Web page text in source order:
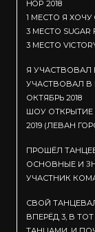
HOP 2018
1 МЕСТО Я ХОЧУ
3 МЕСТО SUGAR
3 МЕСТО
Я УЧАСТВОВАЛ
УЧАСТВОВАЛ В
ОКТЯБРЬ 2018
ШОУ
2019 (ЛЕВАН
ПРОШЁЛ
ОСНОВНЫЕ И
УЧАСТНИК
СВОЙ
ВПЕРЁД 3, В